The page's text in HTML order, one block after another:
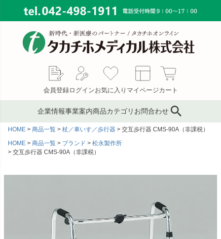
会員登録ログインお気に入り マイページカート
企業情報
会社概要
MAP
代表あいさつ
事業案内
サプライ事業
コンサルティング
メディカルインテリア
商品カテゴリ
ブランド 鍼灸鍼・鍼用品
ピンセット／ハサミ・ギ
もぐさ・温灸用品／電子
キャスト材・スプリント
お問合わせ
HOME 商品一覧 杖／車いす／歩行器
交互歩行器 CMS-90A（非課税）
HOME
商品一覧 ブランド
松永製作所
交互歩行器 CMS-90A（非課税）